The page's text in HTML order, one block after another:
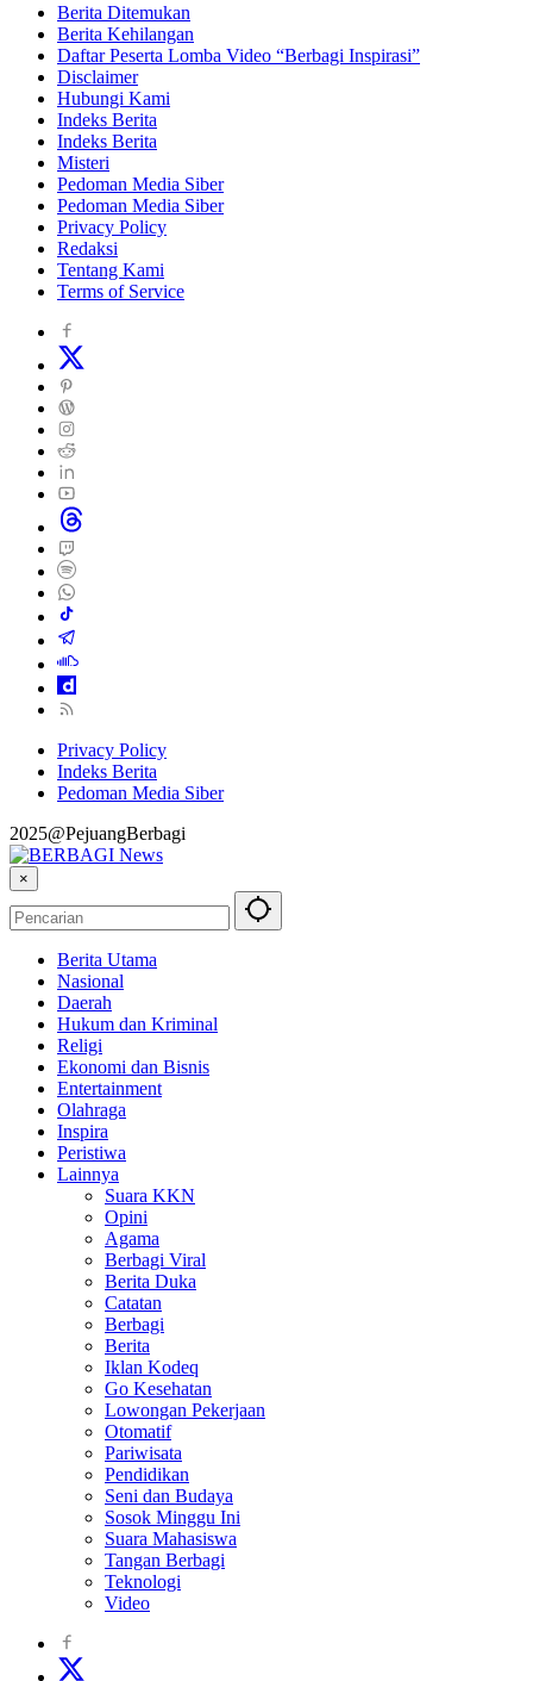
Berita Ditemukan
Berita Kehilangan
Daftar Peserta Lomba Video “Berbagi Inspirasi”
Disclaimer
Hubungi Kami
Indeks Berita
Indeks Berita
Misteri
Pedoman Media Siber
Pedoman Media Siber
Privacy Policy
Redaksi
Tentang Kami
Terms of Service
Privacy Policy
Indeks Berita
Pedoman Media Siber
2025@PejuangBerbagi
×
Berita Utama
Nasional
Daerah
Hukum dan Kriminal
Religi
Ekonomi dan Bisnis
Entertainment
Olahraga
Inspira
Peristiwa
Lainnya
Suara KKN
Opini
Agama
Berbagi Viral
Berita Duka
Catatan
Berbagi
Berita
Iklan Kodeq
Go Kesehatan
Lowongan Pekerjaan
Otomatif
Pariwisata
Pendidikan
Seni dan Budaya
Sosok Minggu Ini
Suara Mahasiswa
Tangan Berbagi
Teknologi
Video